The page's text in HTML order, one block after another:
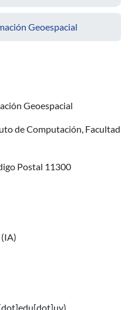
Geoespacial
Geoespacial
de Computación, Facultad
Postal 11300